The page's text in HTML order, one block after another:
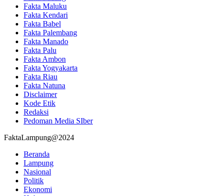
Fakta Maluku
Fakta Kendari
Fakta Babel
Fakta Palembang
Fakta Manado
Fakta Palu
Fakta Ambon
Fakta Yogyakarta
Fakta Riau
Fakta Natuna
Disclaimer
Kode Etik
Redaksi
Pedoman Media SIber
FaktaLampung@2024
Beranda
Lampung
Nasional
Politik
Ekonomi